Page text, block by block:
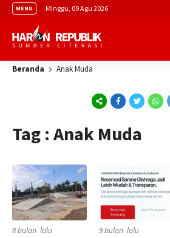
MENU Minggu, 09 Agu 2026
Beranda Anak Muda
Tag : Anak Muda
8 bulan lalu 9 bulan lalu